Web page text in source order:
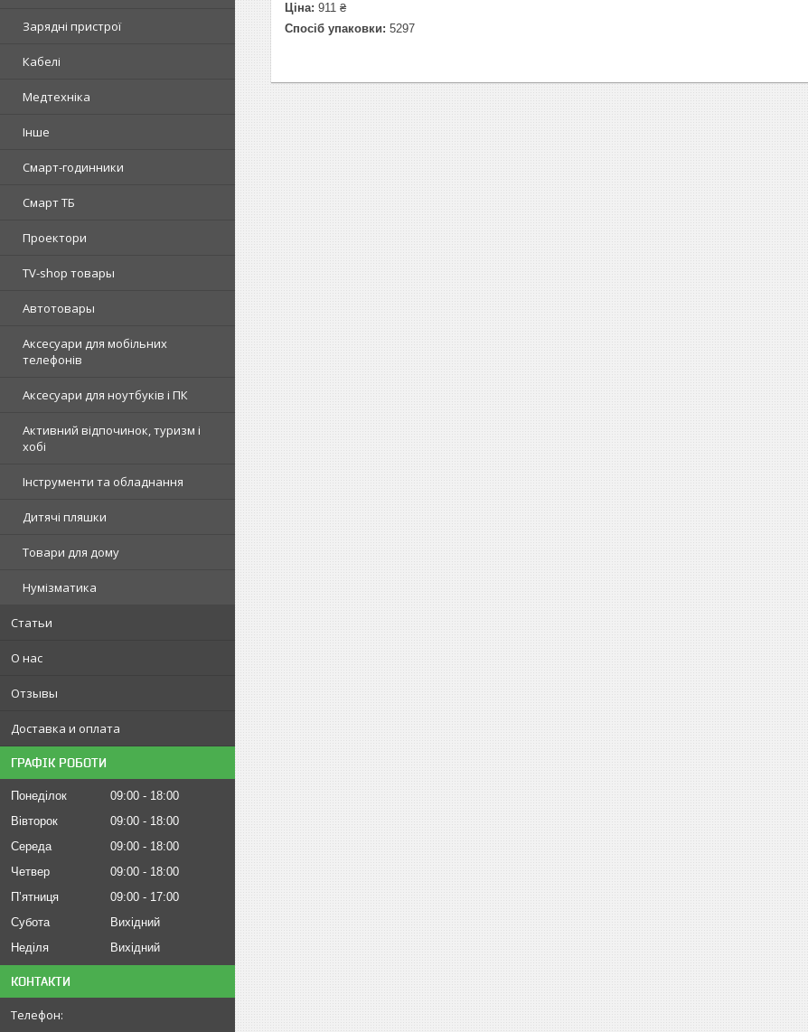
Зарядні пристрої
Кабелі
Медтехніка
Інше
Смарт-годинники
Смарт ТБ
Проектори
TV-shop товары
Автотовары
Аксесуари для мобільних
телефонів
Аксесуари для ноутбуків і ПК
Активний відпочинок, туризм і
хобі
Інструменти та обладнання
Дитячі пляшки
Товари для дому
Нумізматика
Статьи
О нас
Отзывы
Доставка и оплата
ГРАФІК РОБОТИ
Понеділок 09:00
18:00
Вівторок
09:00
18:00
Середа
09:00
18:00
Четвер
09:00
18:00
Пʼятниця
09:00
17:00
Субота
Вихідний
Неділя
Вихідний
КОНТАКТИ
Ціна: 911 ₴
Спосіб упаковки: 5297